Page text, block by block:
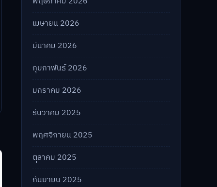
เมษายน 2026
มีนาคม 2026
กุมภาพันธ์ 2026
มกราคม 2026
ธันวาคม 2025
พฤศจิกายน 2025
ตุลาคม 2025
กันยายน 2025